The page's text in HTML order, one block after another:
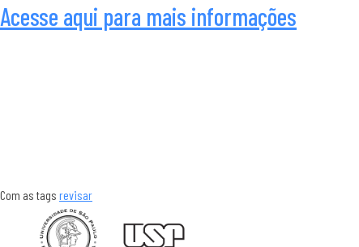
Acesse aqui para mais informações
Com as tags revisar